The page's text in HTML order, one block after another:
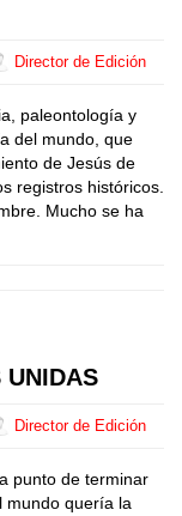
Director de Edición
paleontología y
del mundo, que
de Jesús de
registros históricos.
Mucho se ha
UNIDAS
Director de Edición
punto de terminar
mundo quería la